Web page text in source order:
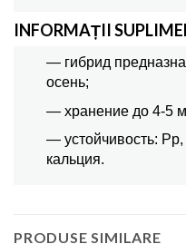
INFORMAȚII
— гибрид
осень;
— хранение до 4-5
— устойчивость:
кальция.
PRODUSE SIMILARE